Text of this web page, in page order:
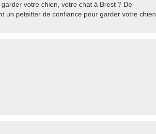
votre chien, votre chat à Brest ? De
un petsitter de confiance pour garder votre chien